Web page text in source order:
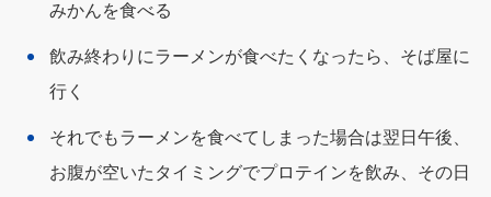
みかんを食べる
飲み終わりにラーメンが食べたくなったら、そば屋に
行く
それでもラーメンを食べてしまった場合は翌日午後、
お腹が空いたタイミングでプロテインを飲み、その日